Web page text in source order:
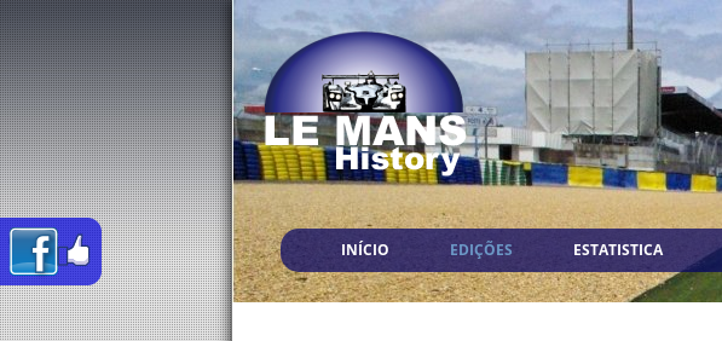
INÍCIO EDIÇÕES ESTATISTICA